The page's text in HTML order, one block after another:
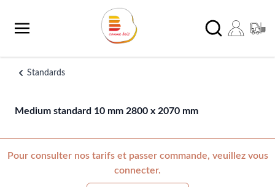
Chercher
Standards
Medium standard 10 mm 2800 x 2070 mm
Pour consulter nos tarifs et passer commande, veuillez vous
connecter.